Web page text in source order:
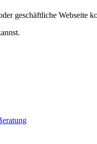
geschäftliche